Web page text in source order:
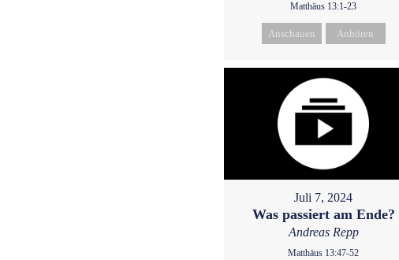
Matthäus 13:1-23
Anschauen Anhören
Juli 7, 2024
Was passiert am Ende?
Andreas Repp
Matthäus 13:47-52